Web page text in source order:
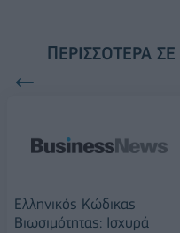
ΠΕΡΙΣΣΌΤΕΡΑ
Ελληνικός Κώδικας
Βιωσιμότητας: Ισχυρά